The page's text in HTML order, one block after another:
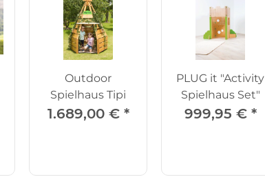
Outdoor
Spielhaus Tipi
1.689,00 € *
PLUG it "Activity
Spielhaus Set"
999,95 € *